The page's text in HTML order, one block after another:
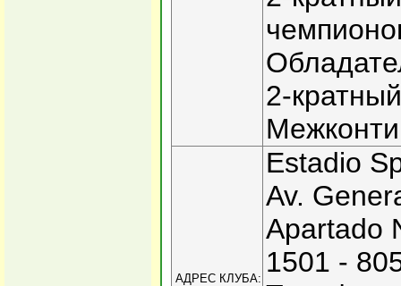
2-
АДРЕС КЛУБА:
Estadio
Av.
Apartado
1501 -